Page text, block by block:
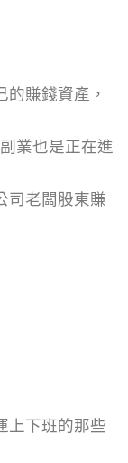
的賺錢資產，
業也是正在進
司老闆股東賺
上下班的那些